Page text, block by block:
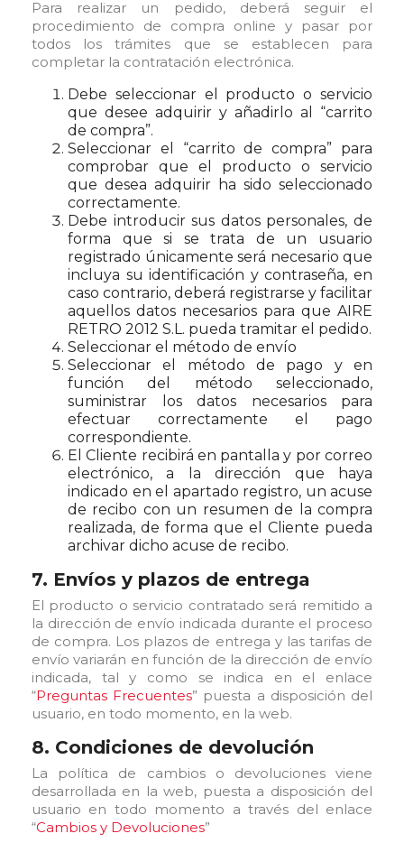
Para realizar un pedido, deberá seguir el
procedimiento de compra online y pasar por
todos los trámites que se establecen para
completar la contratación electrónica.
Debe seleccionar el producto o servicio
que desee adquirir y añadirlo al “carrito
de compra”.
Seleccionar el “carrito de compra” para
comprobar que el producto o servicio
que desea adquirir ha sido seleccionado
correctamente.
Debe introducir sus datos personales, de
forma que si se trata de un usuario
registrado únicamente será necesario que
incluya su identificación y contraseña, en
caso contrario, deberá registrarse y facilitar
aquellos datos necesarios para que AIRE
RETRO 2012 S.L. pueda tramitar el pedido.
Seleccionar el método de envío
Seleccionar el método de pago y en
función del método seleccionado,
suministrar los datos necesarios para
efectuar correctamente el pago
correspondiente.
El Cliente recibirá en pantalla y por correo
electrónico, a la dirección que haya
indicado en el apartado registro, un acuse
de recibo con un resumen de la compra
realizada, de forma que el Cliente pueda
archivar dicho acuse de recibo.
7. Envíos y plazos de entrega
El producto o servicio contratado será remitido a
la dirección de envío indicada durante el proceso
de compra. Los plazos de entrega y las tarifas de
envío variarán en función de la dirección de envío
indicada, tal y como se indica en el enlace
“Preguntas Frecuentes” puesta a disposición del
usuario, en todo momento, en la web.
8. Condiciones de devolución
La política de cambios o devoluciones viene
desarrollada en la web, puesta a disposición del
usuario en todo momento a través del enlace
“Cambios y Devoluciones”